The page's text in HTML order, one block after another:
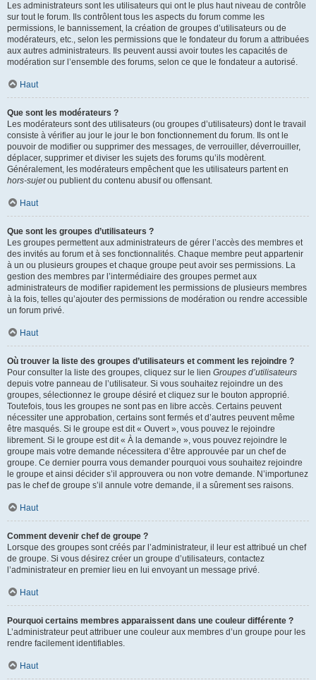
Les administrateurs sont les utilisateurs qui ont le plus haut niveau de contrôle
sur tout le forum. Ils contrôlent tous les aspects du forum comme les
permissions, le bannissement, la création de groupes d’utilisateurs ou de
modérateurs, etc., selon les permissions que le fondateur du forum a attribuées
aux autres administrateurs. Ils peuvent aussi avoir toutes les capacités de
modération sur l’ensemble des forums, selon ce que le fondateur a autorisé.
Haut
Que sont les modérateurs ?
Les modérateurs sont des utilisateurs (ou groupes d’utilisateurs) dont le travail
consiste à vérifier au jour le jour le bon fonctionnement du forum. Ils ont le
pouvoir de modifier ou supprimer des messages, de verrouiller, déverrouiller,
déplacer, supprimer et diviser les sujets des forums qu’ils modèrent.
Généralement, les modérateurs empêchent que les utilisateurs partent en
hors-sujetou publient du contenu abusif ou offensant.
Haut
Que sont les groupes d’utilisateurs ?
Les groupes permettent aux administrateurs de gérer l’accès des membres et
des invités au forum et à ses fonctionnalités. Chaque membre peut appartenir
à un ou plusieurs groupes et chaque groupe peut avoir ses permissions. La
gestion des membres par l’intermédiaire des groupes permet aux
administrateurs de modifier rapidement les permissions de plusieurs membres
à la fois, telles qu’ajouter des permissions de modération ou rendre accessible
un forum privé.
Haut
Où trouver la liste des groupes d’utilisateurs et comment les rejoindre ?
Pour consulter la liste des groupes, cliquez sur le lien Groupes d’utilisateurs
depuis votre panneau de l’utilisateur. Si vous souhaitez rejoindre un des
groupes, sélectionnez le groupe désiré et cliquez sur le bouton approprié.
Toutefois, tous les groupes ne sont pas en libre accès. Certains peuvent
nécessiter une approbation, certains sont fermés et d’autres peuvent même
être masqués. Si le groupe est dit « Ouvert », vous pouvez le rejoindre
librement. Si le groupe est dit « À la demande », vous pouvez rejoindre le
groupe mais votre demande nécessitera d’être approuvée par un chef de
groupe. Ce dernier pourra vous demander pourquoi vous souhaitez rejoindre
le groupe et ainsi décider s’il approuvera ou non votre demande. N’importunez
pas le chef de groupe s’il annule votre demande, il a sûrement ses raisons.
Haut
Comment devenir chef de groupe ?
Lorsque des groupes sont créés par l’administrateur, il leur est attribué un chef
de groupe. Si vous désirez créer un groupe d’utilisateurs, contactez
l’administrateur en premier lieu en lui envoyant un message privé.
Haut
Pourquoi certains membres apparaissent dans une couleur différente ?
L’administrateur peut attribuer une couleur aux membres d’un groupe pour les
rendre facilement identifiables.
Haut